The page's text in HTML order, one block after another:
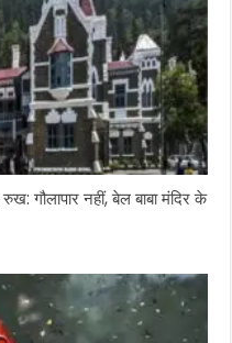
गौलापार नहीं, बेल बाबा मंदिर के